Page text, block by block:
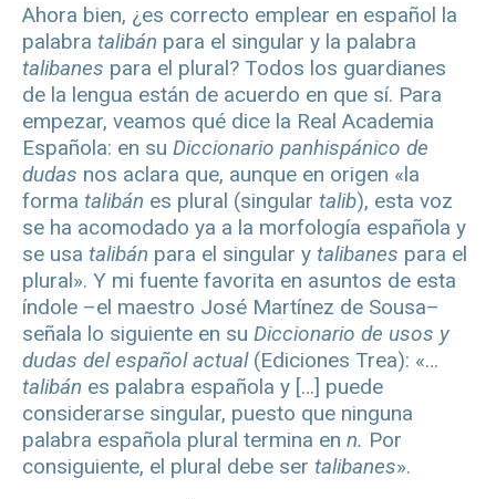
Ahora bien, ¿es correcto emplear en español la
palabra talibán para el singular y la palabra
talibanes para el plural? Todos los guardianes
de la lengua están de acuerdo en que sí. Para
empezar, veamos qué dice la Real Academia
Española: en su Diccionario panhispánico de
dudas nos aclara que, aunque en origen «la
forma talibán es plural (singular talib), esta voz
se ha acomodado ya a la morfología española y
se usa talibán para el singular y talibanes para el
plural». Y mi fuente favorita en asuntos de esta
índole –el maestro José Martínez de Sousa–
señala lo siguiente en su Diccionario de usos y
dudas del español actual (Ediciones Trea): «…
talibán es palabra española y […] puede
considerarse singular, puesto que ninguna
palabra española plural termina en n. Por
consiguiente, el plural debe ser talibanes».